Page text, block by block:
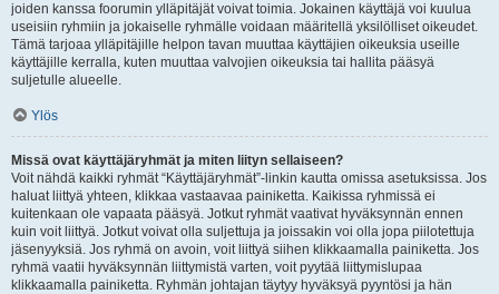
joiden kanssa foorumin ylläpitäjät voivat toimia. Jokainen käyttäjä voi kuulua
useisiin ryhmiin ja jokaiselle ryhmälle voidaan määritellä yksilölliset oikeudet.
Tämä tarjoaa ylläpitäjille helpon tavan muuttaa käyttäjien oikeuksia useille
käyttäjille kerralla, kuten muuttaa valvojien oikeuksia tai hallita pääsyä
suljetulle alueelle.
Ylös
Missä ovat käyttäjäryhmät ja miten liityn sellaiseen?
Voit nähdä kaikki ryhmät “Käyttäjäryhmät”-linkin kautta omissa asetuksissa. Jos
haluat liittyä yhteen, klikkaa vastaavaa painiketta. Kaikissa ryhmissä ei
kuitenkaan ole vapaata pääsyä. Jotkut ryhmät vaativat hyväksynnän ennen
kuin voit liittyä. Jotkut voivat olla suljettuja ja joissakin voi olla jopa piilotettuja
jäsenyyksiä. Jos ryhmä on avoin, voit liittyä siihen klikkaamalla painiketta. Jos
ryhmä vaatii hyväksynnän liittymistä varten, voit pyytää liittymislupaa
klikkaamalla painiketta. Ryhmän johtajan täytyy hyväksyä pyyntösi ja hän